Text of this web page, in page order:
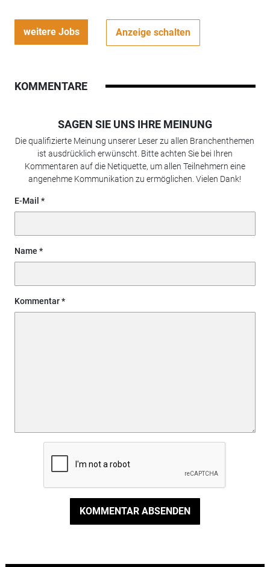
weitere Jobs Anzeige schalten
KOMMENTARE
SAGEN SIE UNS IHRE MEINUNG
Die qualifizierte Meinung unserer Leser zu allen Branchenthemen
ist ausdrücklich erwünscht. Bitte achten Sie bei Ihren
Kommentaren auf die Netiquette, um allen Teilnehmern eine
angenehme Kommunikation zu ermöglichen. Vielen Dank!
E-Mail
Name
Kommentar
KOMMENTAR ABSENDEN